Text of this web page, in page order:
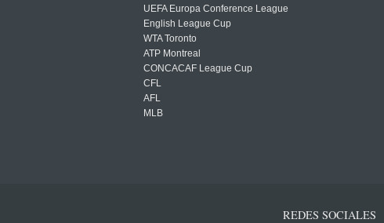
UEFA Europa Conference League
English League Cup
WTA Toronto
ATP Montreal
CONCACAF League Cup
CFL
AFL
MLB
REDES SOCIALES